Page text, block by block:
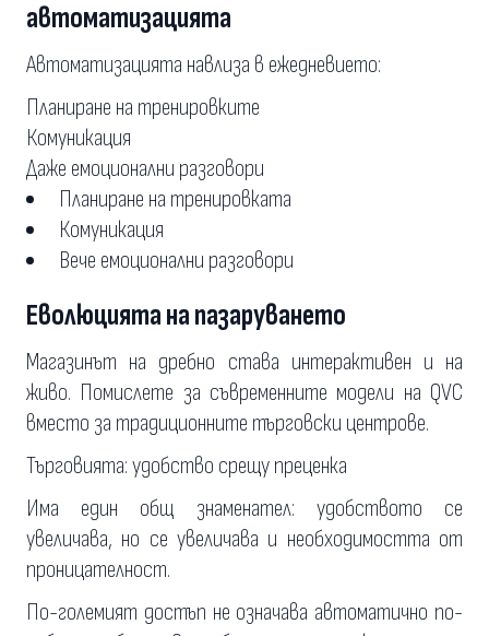
автоматизацията
Автоматизацията навлиза в ежедневието:
Планиране на тренировките
Комуникация
Даже емоционални разговори
Планиране на тренировката
Комуникация
Вече емоционални разговори
Еволюцията на пазаруването
Магазинът на дребно става интерактивен и на
живо. Помислете за съвременните модели на QVC
вместо за традиционните търговски центрове.
Търговията: удобство срещу преценка
Има един общ знаменател: удобството се
увеличава, но се увеличава и необходимостта от
проницателност.
По-големият достъп не означава автоматично по-